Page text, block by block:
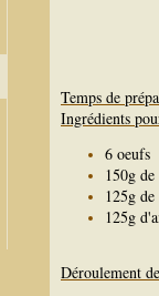
Temps de
Ingrédients
6 oeufs
150g de
125g
125g
Déroulement